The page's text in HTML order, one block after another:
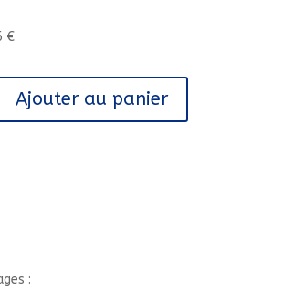
€
Ajouter au panier
: